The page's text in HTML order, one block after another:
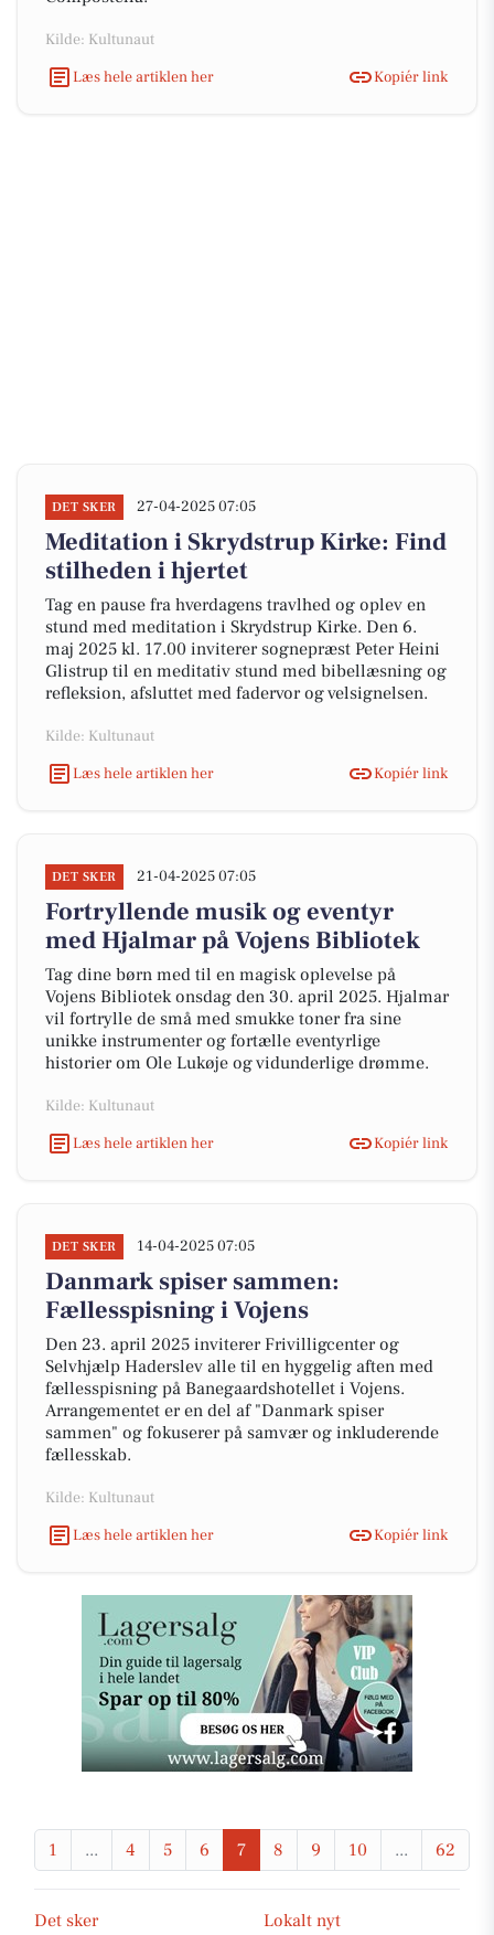
Kilde: Kultunaut
Læs hele artiklen her
Kopiér link
DET SKER 27-04-2025 07:05
Meditation i Skrydstrup Kirke: Find
stilheden i hjertet
Tag en pause fra hverdagens travlhed og oplev en
stund med meditation i Skrydstrup Kirke. Den 6.
maj 2025 kl. 17.00 inviterer sognepræst Peter Heini
Glistrup til en meditativ stund med bibellæsning og
refleksion, afsluttet med fadervor og velsignelsen.
Kilde: Kultunaut
Læs hele artiklen her
Kopiér link
DET SKER 21-04-2025 07:05
Fortryllende musik og eventyr
med Hjalmar på Vojens Bibliotek
Tag dine børn med til en magisk oplevelse på
Vojens Bibliotek onsdag den 30. april 2025. Hjalmar
vil fortrylle de små med smukke toner fra sine
unikke instrumenter og fortælle eventyrlige
historier om Ole Lukøje og vidunderlige drømme.
Kilde: Kultunaut
Læs hele artiklen her
Kopiér link
DET SKER 14-04-2025 07:05
Danmark spiser sammen:
Fællesspisning i Vojens
Den 23. april 2025 inviterer Frivilligcenter og
Selvhjælp Haderslev alle til en hyggelig aften med
fællesspisning på Banegaardshotellet i Vojens.
Arrangementet er en del af "Danmark spiser
sammen" og fokuserer på samvær og inkluderende
fællesskab.
Kilde: Kultunaut
Læs hele artiklen her
Kopiér link
1 ... 4 5 6 7 8 9 10 ... 62
Det sker
Lokalt nyt